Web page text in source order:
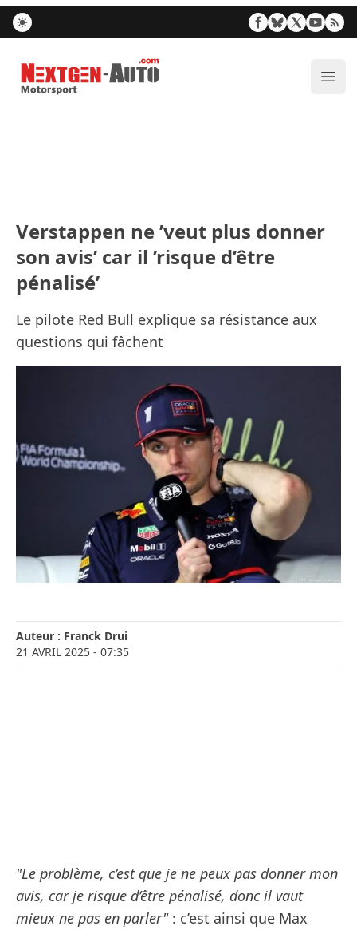
Nextgen-Auto.com
Verstappen ne ’veut plus donner
son avis’ car il ’risque d’être
pénalisé’
Le pilote Red Bull explique sa résistance aux
questions qui fâchent
Auteur : Franck Drui
21 AVRIL 2025 - 07:35
"Le problème, c’est que je ne peux pas donner mon
avis, car je risque d’être pénalisé, donc il vaut
mieux ne pas en parler": c’est ainsi que Max